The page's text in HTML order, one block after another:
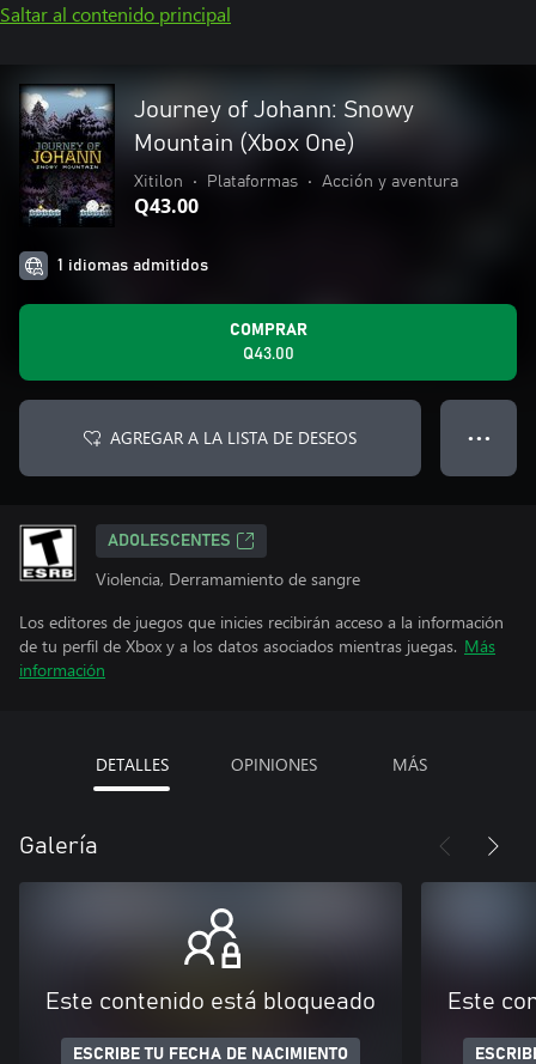
Saltar al contenido principal
Journey of Johann: Snowy
Mountain (Xbox One)
Xitilon • Plataformas • Acción y aventura
Q43.00
1 idiomas admitidos
COMPRAR
Q43.00
AGREGAR A LA LISTA DE DESEOS ● ● ●
ADOLESCENTES
Violencia, Derramamiento de sangre
Los editores de juegos que inicies recibirán acceso a la información
de tu perfil de Xbox y a los datos asociados mientras juegas. Más
información
DETALLES OPINIONES MÁS
Galería
Este contenido está bloqueado
ESCRIBE TU FECHA DE NACIMIENTO
Este